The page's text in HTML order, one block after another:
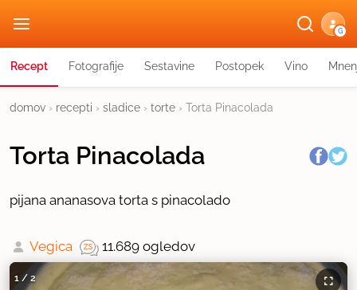
G
Recept Fotografije Sestavine Postopek Vino
domov › recepti › sladice › torte › Torta Pinacolada
Torta Pinacolada
pijana ananasova torta s pinacolado
Vegica 11.689 ogledov
1 / 2